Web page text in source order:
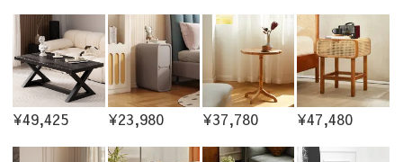
¥49,425 ¥23,980 ¥37,780 ¥47,480